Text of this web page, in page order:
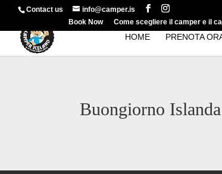
Contact us
info@camper.is
Book Now
Come scegliere il camper e il
HOME PRENOTA
Buongiorno Islanda